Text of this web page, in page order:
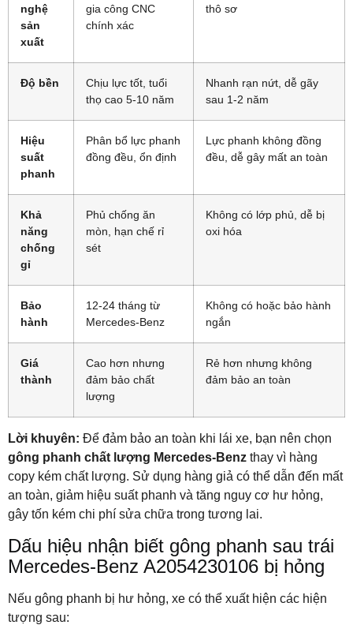
nghệ
sản
xuất
gia công CNC
chính xác
thô sơ
Độ bền
Chịu lực tốt, tuổi
thọ cao 5-10 năm
Nhanh rạn nứt, dễ gãy
sau 1-2 năm
Hiệu
suất
phanh
Phân bổ lực phanh
đồng đều, ổn định
Lực phanh không đồng
đều, dễ gây mất an toàn
Khả
năng
chống
gỉ
Phủ chống ăn
mòn, hạn chế rỉ
sét
Không có lớp phủ, dễ bị
oxi hóa
Bảo
hành
12-24 tháng từ
Mercedes-Benz
Không có hoặc bảo hành
ngắn
Giá
thành
Cao hơn nhưng
đảm bảo chất
lượng
Rẻ hơn nhưng không
đảm bảo an toàn
Lời khuyên: Để đảm bảo an toàn khi lái xe, bạn nên chọn
gông phanh chất lượng Mercedes-Benz thay vì hàng
copy kém chất lượng. Sử dụng hàng giả có thể dẫn đến mất
an toàn, giảm hiệu suất phanh và tăng nguy cơ hư hỏng,
gây tốn kém chi phí sửa chữa trong tương lai.
Dấu hiệu nhận biết gông phanh sau trái
Mercedes-Benz A2054230106 bị hỏng
Nếu gông phanh bị hư hỏng, xe có thể xuất hiện các hiện
tượng sau: